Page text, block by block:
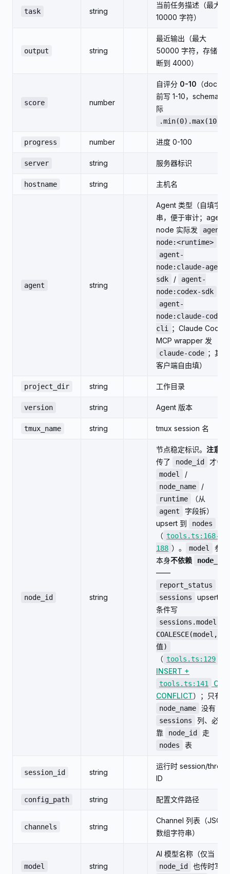
task string
当前任务描述（最大
10000 字符）
output string
最近输出（最大
50000 字符，存储截
断到 4000）
score number
自评分 0-10 （doc 之
前写 1-10，schema 实
际
.min(0).max(10)
progress number 进度 0-100
server string 服务器标识
hostname string 主机名
agent string
Agent 类型（自填字符
串，便于审计；agent-
node 实际发
agent-
node:<runtime>
agent-
node:claude-agent-
sdk
/
agent-
node:codex-sdk
agent-
node:claude-code-
cli
；Claude Code
MCP wrapper 发
claude-code ；其他
客户端自由填）
project_dir string 工作目录
version string Agent 版本
tmux_name string tmux session 名
node_id string
节点稳定标识。 注意
传了
node_id 才会
model /
node_name /
runtime （从
agent
字段拆）
upsert 到
nodes
（ tools.ts:168-
188 ）。 model
参数
本身不依赖 node_id
——
report_status
sessions
upsert 无
条件写
sessions.model =
COALESCE(model, 旧
值)
（ tools.ts:129
INSERT +
tools.ts:141
ON
CONFLICT）；只有
node_name 没有
sessions
列、必须
靠
node_id 走
nodes 表
session_id string
运行时 session/thread
ID
config_path string 配置文件路径
channels string
Channel 列表（JSON
数组字符串）
model string
AI 模型名称（仅当
node_id 也传时写入